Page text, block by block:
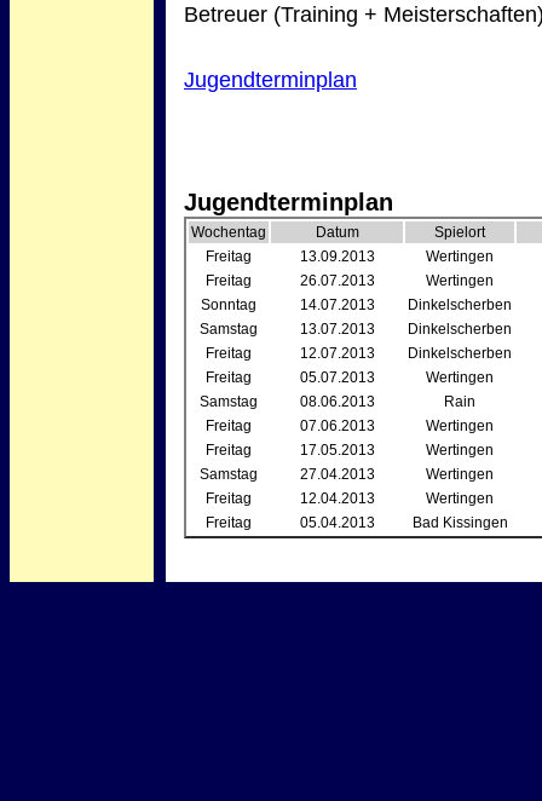
Betreuer (Training +
Jugendterminplan
Jugendterminplan
Wochentag Datum
Spielort
Freitag
13.09.2013
Wertingen
Freitag
26.07.2013
Wertingen
Sonntag
14.07.2013
Dinkelscherben
Samstag
13.07.2013
Dinkelscherben
Freitag
12.07.2013
Dinkelscherben
Freitag
05.07.2013
Wertingen
Samstag
08.06.2013
Rain
Freitag
07.06.2013
Wertingen
Freitag
17.05.2013
Wertingen
Samstag
27.04.2013
Wertingen
Freitag
12.04.2013
Wertingen
Freitag
05.04.2013 Bad Kissingen